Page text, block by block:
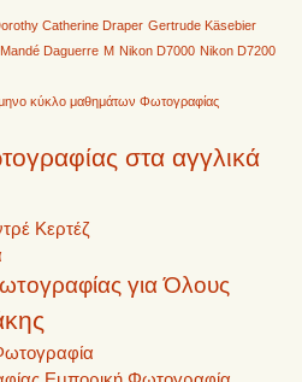
Catherine Draper Gertrude Käsebier
Daguerre M Nikon D7000 Nikon D7200
κύκλο μαθημάτων Φωτογραφίας
στα αγγλικά
Κερτέζ
για Όλους